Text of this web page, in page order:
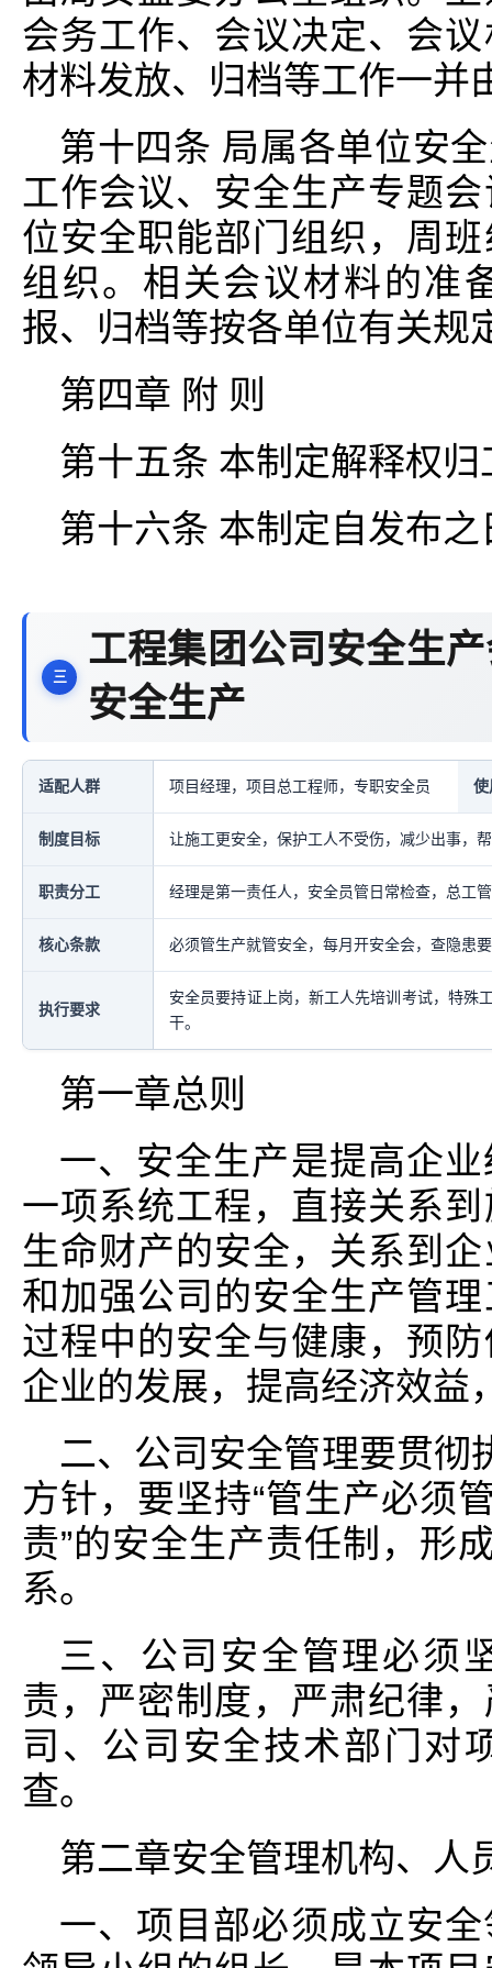
会务工作、会议决定、会
材料发放、归档等工作一并
第十四条 局属各单位安
工作会议、安全生产专题
位安全职能部门组织，周
组织。相关会议材料的准
报、归档等按各单位有关规
第四章 附 则
第十五条 本制定解释权
第十六条 本制定自发布
工程集团公司安全生
安全生产
适配人群 项目经理，项目总工程师，专职安全员 使
制度目标 让施工更安全，保护工人不受伤，减少出事，
职责分工 经理是第一责任人，安全员管日常检查，总工
核心条款 必须管生产就管安全，每月开安全会，查隐患
执行要求
安全员要持证上岗，新工人先培训考试，特殊
干。
第一章总则
一、安全生产是提高企
一项系统工程，直接关系
生命财产的安全，关系到
和加强公司的安全生产管
过程中的安全与健康，预
企业的发展，提高经济效益
二、公司安全管理要贯彻
方针，要坚持“管生产必须
责”的安全生产责任制，形
系。
三、公司安全管理必须
责，严密制度，严肃纪律
司、公司安全技术部门对
查。
第二章安全管理机构、人
一、项目部必须成立安